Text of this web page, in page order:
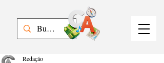
Redação